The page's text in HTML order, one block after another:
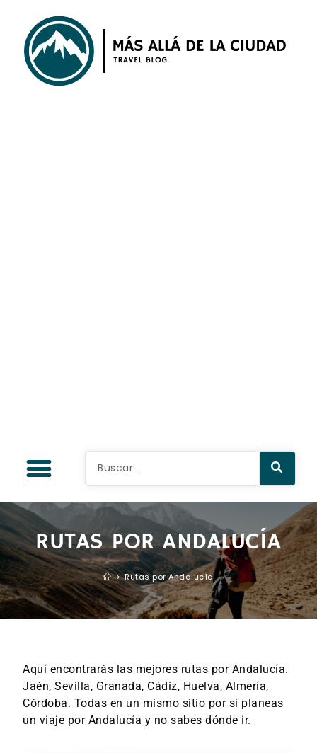
RUTAS POR ANDALUCÍA
> Rutas por Andalucía
Aquí encontrarás las mejores rutas por Andalucía.
Jaén, Sevilla, Granada, Cádiz, Huelva, Almería,
Córdoba. Todas en un mismo sitio por si planeas
un viaje por Andalucía y no sabes dónde ir.